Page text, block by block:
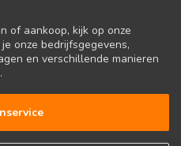
of aankoop, kijk op onze
onze bedrijfsgegevens,
en verschillende manieren